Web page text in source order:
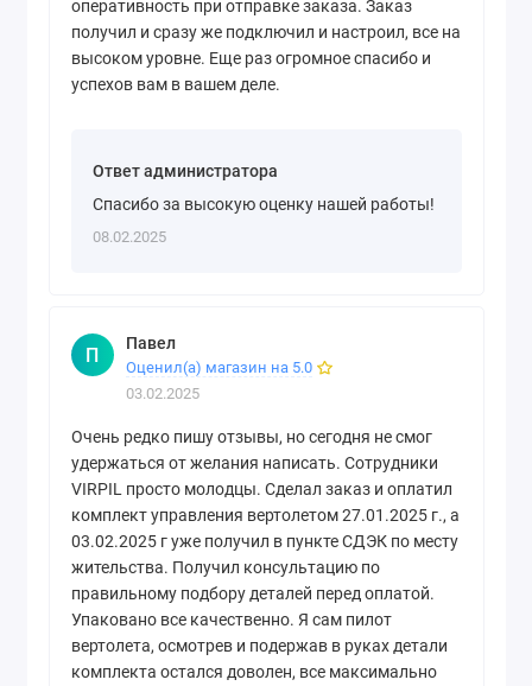
оперативность при отправке заказа. Заказ
получил и сразу же подключил и настроил, все на
высоком уровне. Еще раз огромное спасибо и
успехов вам в вашем деле.
Ответ администратора
Спасибо за высокую оценку нашей работы!
08.02.2025
П Павел
Оценил(а) магазин на 5.0
03.02.2025
Очень редко пишу отзывы, но сегодня не смог
удержаться от желания написать. Сотрудники
VIRPIL просто молодцы. Сделал заказ и оплатил
комплект управления вертолетом 27.01.2025 г., а
03.02.2025 г уже получил в пункте СДЭК по месту
жительства. Получил консультацию по
правильному подбору деталей перед оплатой.
Упаковано все качественно. Я сам пилот
вертолета, осмотрев и подержав в руках детали
комплекта остался доволен, все максимально